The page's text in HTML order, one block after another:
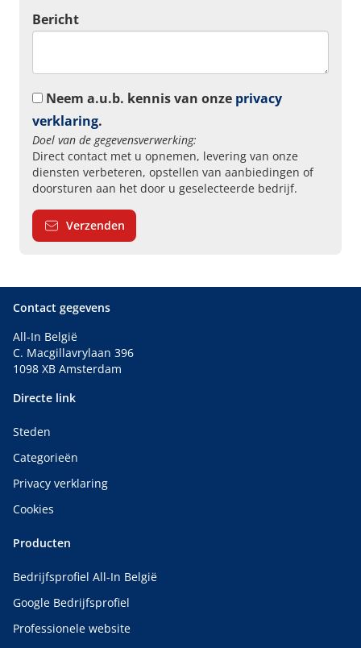
Bericht
Neem a.u.b. kennis van onze privacy
verklaring.
Doel van de gegevensverwerking:
Direct contact met u opnemen, levering van onze
diensten verbeteren, opstellen van aanbiedingen of
doorsturen aan het door u geselecteerde bedrijf.
Verzenden
Contact gegevens
All-In België
C. Macgillavrylaan 396
1098 XB Amsterdam
Directe link
Steden
Categorieën
Privacy verklaring
Cookies
Producten
Bedrijfsprofiel All-In België
Google Bedrijfsprofiel
Professionele website